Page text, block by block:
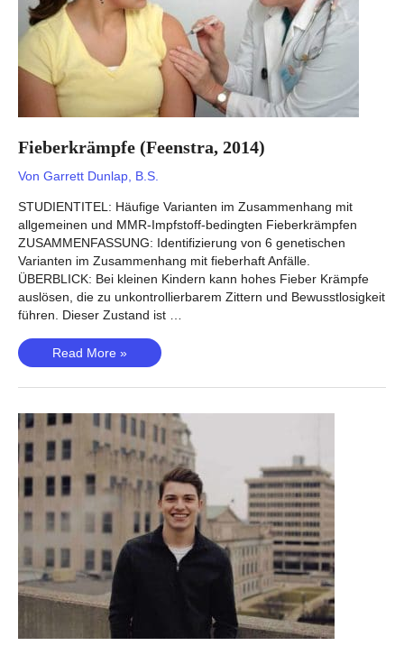
Fieberkrämpfe (Feenstra, 2014)
Von Garrett Dunlap, B.S.
STUDIENTITEL: Häufige Varianten im Zusammenhang mit
allgemeinen und MMR-Impfstoff-bedingten Fieberkrämpfen
ZUSAMMENFASSUNG: Identifizierung von 6 genetischen
Varianten im Zusammenhang mit fieberhaft Anfälle.
ÜBERBLICK: Bei kleinen Kindern kann hohes Fieber Krämpfe
auslösen, die zu unkontrollierbarem Zittern und Bewusstlosigkeit
führen. Dieser Zustand ist …
Fieberkrämpfe
(Feenstra,
2014)
Read More »